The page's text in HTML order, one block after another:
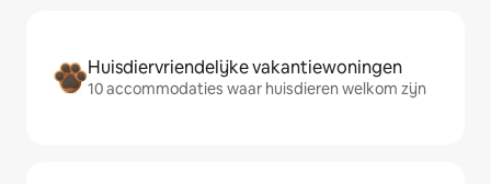
Huisdiervriendelijke vakantiewoningen
10 accommodaties waar huisdieren welkom zijn